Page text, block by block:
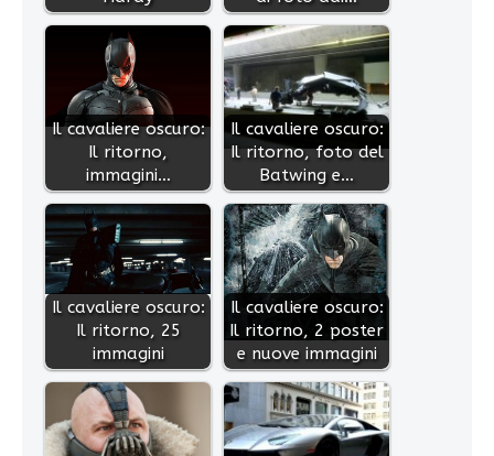
Il cavaliere oscuro:
Il ritorno,
immagini…
Il cavaliere oscuro:
Il ritorno, foto del
Batwing e…
Il cavaliere oscuro:
Il ritorno, 25
immagini
Il cavaliere oscuro:
Il ritorno, 2 poster
e nuove immagini